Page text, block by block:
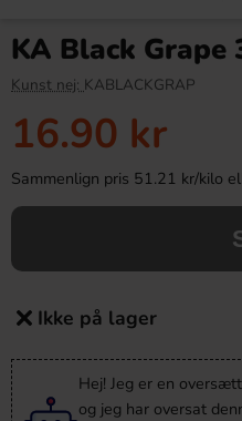
KA Black Grape
Kunst nej: KABLACKGRAP
16.90 kr
Sammenlign pris 51.21 kr/kilo
Ikke på lager
Hej! Jeg er en
og jeg har oversat